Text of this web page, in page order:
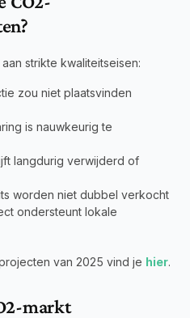
strikte kwaliteitseisen:
zou niet plaatsvinden
is nauwkeurig te
langdurig verwijderd of
worden niet dubbel verkocht
ondersteunt lokale
van 2025 vind je hier.
markt